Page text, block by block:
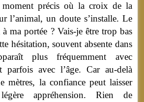
moment précis où la croix de la
l’animal, un doute s’installe. Le
ma portée ? Vais-je être trop bas
hésitation, souvent absente dans
plus fréquemment avec
parfois avec l’âge. Car au-delà
mètres, la confiance peut laisser
appréhension. Rien de